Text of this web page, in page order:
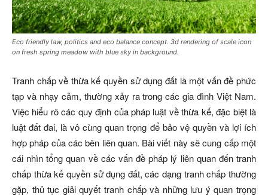
Eco friendly law, politics and eco balance concept. 3d rendering of scale icon
on fresh spring meadow with blue sky in background.
Tranh chấp về thừa kế quyền sử dụng đất là một vấn đề phức
tạp và nhạy cảm, thường xảy ra trong các gia đình Việt Nam.
Việc hiểu rõ các quy định của pháp luật về thừa kế, đặc biệt là
luật đất đai, là vô cùng quan trọng để bảo vệ quyền và lợi ích
hợp pháp của các bên liên quan. Bài viết này sẽ cung cấp một
cái nhìn tổng quan về các vấn đề pháp lý liên quan đến tranh
chấp thừa kế quyền sử dụng đất, các dạng tranh chấp thường
gặp, thủ tục giải quyết tranh chấp và những lưu ý quan trọng